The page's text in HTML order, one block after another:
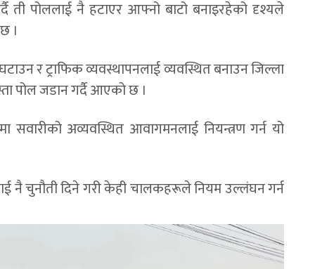
ती पोललाई नै हटाएर आफ्नो बाटो बनाइरहेको दृश्यले
।
र ट्राफिक व्यवस्थापनलाई व्यवस्थित बनाउन जिल्ला
पोल जडान गर्दै आएको छ ।
सवारीको अव्यवस्थित आवागमनलाई नियन्त्रण गर्न यो
नै चुनौती दिने गरी केही चालकहरूले नियम उल्लंघन गर्न